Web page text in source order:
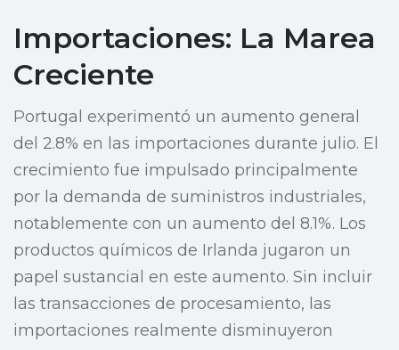
Importaciones: La Marea
Creciente
Portugal experimentó un aumento general
del 2.8% en las importaciones durante julio. El
crecimiento fue impulsado principalmente
por la demanda de suministros industriales,
notablemente con un aumento del 8.1%. Los
productos químicos de Irlanda jugaron un
papel sustancial en este aumento. Sin incluir
las transacciones de procesamiento, las
importaciones realmente disminuyeron